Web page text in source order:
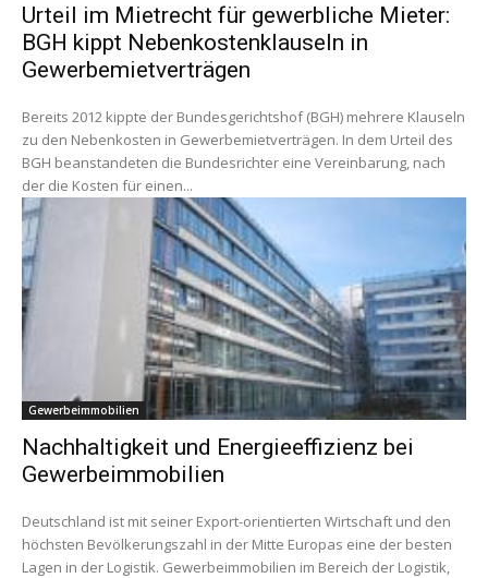
Urteil im Mietrecht für gewerbliche Mieter:
BGH kippt Nebenkostenklauseln in
Gewerbemietverträgen
Bereits 2012 kippte der Bundesgerichtshof (BGH) mehrere Klauseln
zu den Nebenkosten in Gewerbemietverträgen. In dem Urteil des
BGH beanstandeten die Bundesrichter eine Vereinbarung, nach
der die Kosten für einen...
Gewerbeimmobilien
Nachhaltigkeit und Energieeffizienz bei
Gewerbeimmobilien
Deutschland ist mit seiner Export-orientierten Wirtschaft und den
höchsten Bevölkerungszahl in der Mitte Europas eine der besten
Lagen in der Logistik. Gewerbeimmobilien im Bereich der Logistik,